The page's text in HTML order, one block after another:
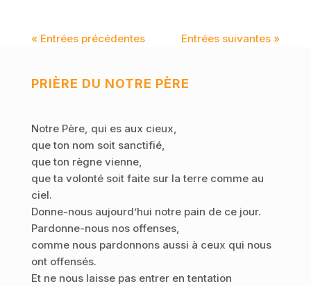
« Entrées précédentes Entrées suivantes »
PRIÈRE DU NOTRE PÈRE
Notre Père, qui es aux cieux,
que ton nom soit sanctifié,
que ton règne vienne,
que ta volonté soit faite sur la terre comme au
ciel.
Donne-nous aujourd’hui notre pain de ce jour.
Pardonne-nous nos offenses,
comme nous pardonnons aussi à ceux qui nous
ont offensés.
Et ne nous laisse pas entrer en tentation